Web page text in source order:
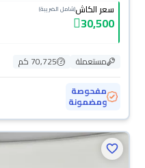
سعر الكاش(شامل الضريبة)
30,500
مستعملة
70,725 كم
مفحوصة
ومضمونة